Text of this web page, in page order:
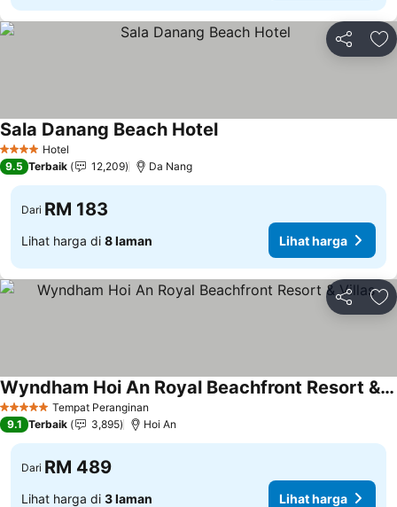
Kongsi
4 BintangHotel
Sala Danang Beach Hotel
9.5 Terbaik 12,209 Da Nang
Dari RM 183
Lihat harga di 8 laman Lihat harga
Kongsi
5 Bintang Tempat Peranginan
Wyndham Hoi An Royal Beachfront Resort & Villas
9.1 Terbaik 3,895 Hoi An
Dari RM 489
Lihat harga di 3 laman Lihat harga